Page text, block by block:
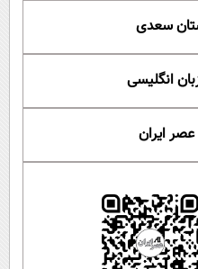
سعدی
انگلیسی
عصر ایران